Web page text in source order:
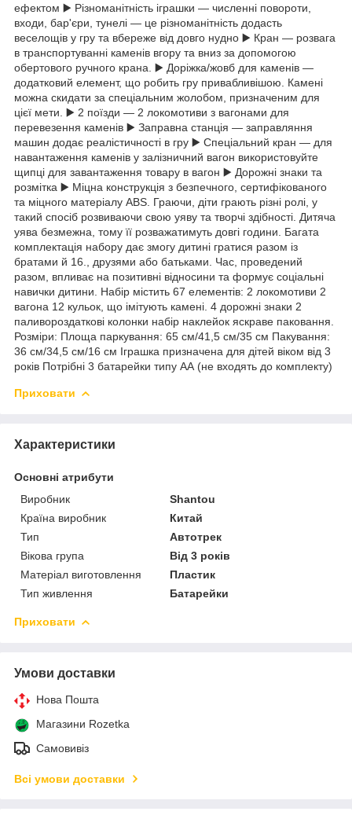
ефектом ▶️ Різноманітність іграшки — численні повороти,
входи, бар'єри, тунелі — це різноманітність додасть
веселощів у гру та вбереже від довго нудно ▶️ Кран — розвага
в транспортуванні каменів вгору та вниз за допомогою
обертового ручного крана. ▶️ Доріжка/жовб для каменів —
додатковий елемент, що робить гру привабливішою. Камені
можна скидати за спеціальним жолобом, призначеним для
цієї мети. ▶️ 2 поїзди — 2 локомотиви з вагонами для
перевезення каменів ▶️ Заправна станція — заправляння
машин додає реалістичності в гру ▶️ Спеціальний кран — для
навантаження каменів у залізничний вагон використовуйте
щипці для завантаження товару в вагон ▶️ Дорожні знаки та
розмітка ▶️ Міцна конструкція з безпечного, сертифікованого
та міцного матеріалу ABS. Граючи, діти грають різні ролі, у
такий спосіб розвиваючи свою уяву та творчі здібності. Дитяча
уява безмежна, тому її розважатимуть довгі години. Багата
комплектація набору дає змогу дитині гратися разом із
братами й 16., друзями або батьками. Час, проведений
разом, впливає на позитивні відносини та формує соціальні
навички дитини. Набір містить 67 елементів: 2 локомотиви 2
вагона 12 кульок, що імітують камені. 4 дорожні знаки 2
паливороздаткові колонки набір наклейок яскраве паковання.
Розміри: Площа паркування: 65 см/41,5 см/35 см Пакування:
36 см/34,5 см/16 см Іграшка призначена для дітей віком від 3
років Потрібні 3 батарейки типу АА (не входять до комплекту)
Приховати
Характеристики
Основні атрибути
Виробник
Shantou
Країна виробник
Китай
Тип
Автотрек
Вікова група
Від 3 років
Матеріал виготовлення
Пластик
Тип живлення
Батарейки
Приховати
Умови доставки
Нова Пошта
Магазини Rozetka
Самовивіз
Всі умови доставки